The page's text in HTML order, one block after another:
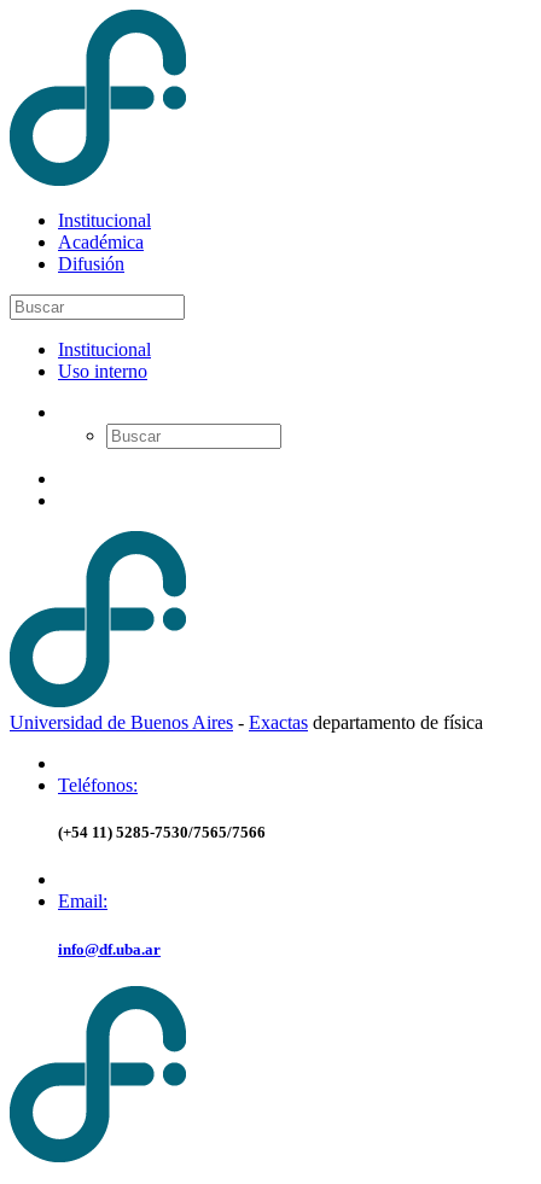
Institucional
Académica
Difusión
Institucional
Uso interno
Universidad de Buenos Aires - Exactas departamento de física
Teléfonos:
(+54 11) 5285-7530/7565/7566
Email:
info@df.uba.ar